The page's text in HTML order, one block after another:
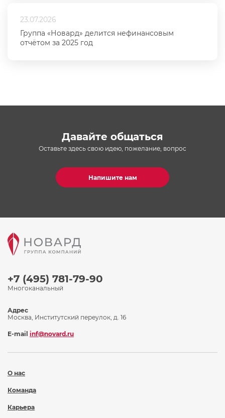
23.07.2026
Группа «Новард» делится нефинансовым
отчётом за 2025 год
Давайте общаться
Оставьте здесь свою идею, пожелание, вопрос
Напишите нам
+7 (495) 781-79-90
Многоканальный
О нас
Команда
Карьера
Адрес
Москва, Институтский переулок, д. 16
E-mail inf@novard.ru